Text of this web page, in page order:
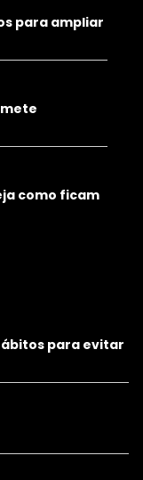
para ampliar
como ficam
para evitar